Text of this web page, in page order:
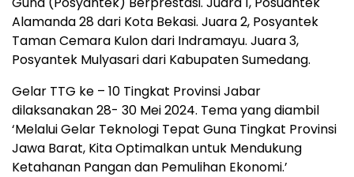
Alamanda 28 dari Kota Bekasi. Juara 2, Posyantek
Taman Cemara Kulon dari Indramayu. Juara 3,
Posyantek Mulyasari dari Kabupaten Sumedang.
Gelar TTG ke – 10 Tingkat Provinsi Jabar
dilaksanakan 28- 30 Mei 2024. Tema yang diambil
‘Melalui Gelar Teknologi Tepat Guna Tingkat Provinsi
Jawa Barat, Kita Optimalkan untuk Mendukung
Ketahanan Pangan dan Pemulihan Ekonomi.’